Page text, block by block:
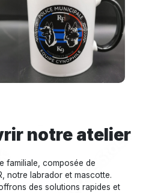
notre atelier
familiale, composée de
notre labrador et mascotte.
des solutions rapides et